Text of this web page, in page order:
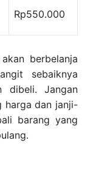
Rp550.000
berbelanja
sebaiknya
dibeli. Jangan
harga dan janji-
barang yang